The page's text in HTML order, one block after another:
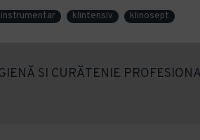
klintensiv klinosept
SI CURĂTENIE